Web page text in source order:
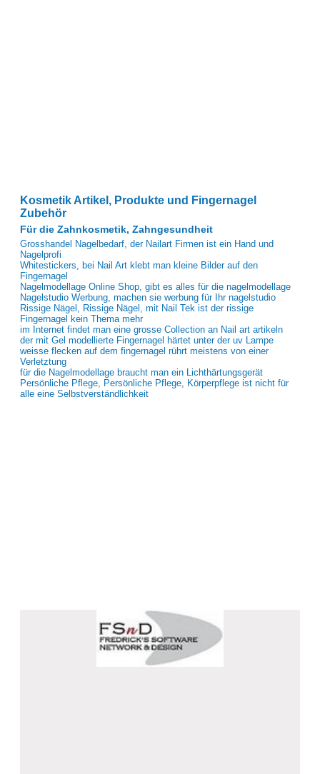
Kosmetik Artikel, Produkte und Fingernagel
Zubehör
Für die Zahnkosmetik, Zahngesundheit
Grosshandel Nagelbedarf, der Nailart Firmen ist ein Hand und
Nagelprofi
Whitestickers, bei Nail Art klebt man kleine Bilder auf den
Fingernagel
Nagelmodellage Online Shop, gibt es alles für die nagelmodellage
Nagelstudio Werbung, machen sie werbung für Ihr nagelstudio
Rissige Nägel, Rissige Nägel, mit Nail Tek ist der rissige
Fingernagel kein Thema mehr
im Internet findet man eine grosse Collection an Nail art artikeln
der mit Gel modellierte Fingernagel härtet unter der uv Lampe
weisse flecken auf dem fingernagel rührt meistens von einer
Verletztung
für die Nagelmodellage braucht man ein Lichthärtungsgerät
Persönliche Pflege, Persönliche Pflege, Körperpflege ist nicht für
alle eine Selbstverständlichkeit